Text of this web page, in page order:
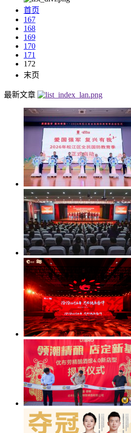
首页
167
168
169
170
171
172
末页
最新文章